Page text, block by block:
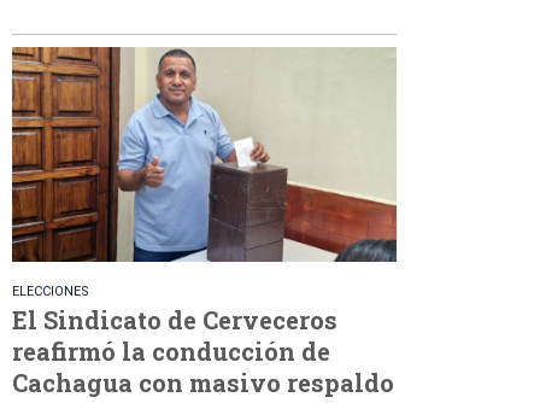
ELECCIONES
El Sindicato de Cerveceros
reafirmó la conducción de
Cachagua con masivo respaldo